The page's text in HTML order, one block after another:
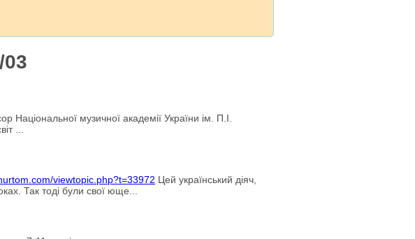
музичної академії України ім. П.І.
...
viewtopic.php?t=33972 Цей український діяч,
Так тоді були свої юще...